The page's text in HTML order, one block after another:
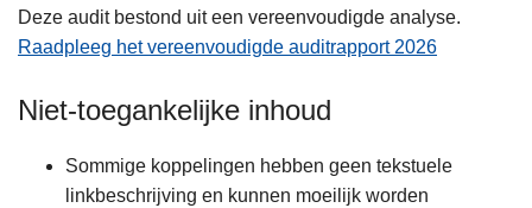
Deze audit bestond uit een vereenvoudigde analyse.
Raadpleeg het vereenvoudigde auditrapport 2026
Niet-toegankelijke inhoud
Sommige koppelingen hebben geen tekstuele
linkbeschrijving en kunnen moeilijk worden